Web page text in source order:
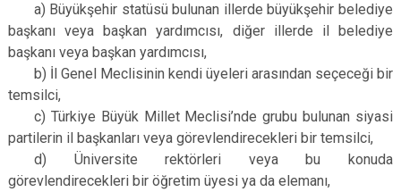
a) Büyükşehir statüsü bulunan illerde büyükşehir belediye
başkanı veya başkan yardımcısı, diğer illerde il belediye
başkanı veya başkan yardımcısı,
b) İl Genel Meclisinin kendi üyeleri arasından seçeceği bir
temsilci,
c) Türkiye Büyük Millet Meclisi’nde grubu bulunan siyasi
partilerin il başkanları veya görevlendirecekleri bir temsilci,
d) Üniversite rektörleri veya bu konuda
görevlendirecekleri bir öğretim üyesi ya da elemanı,